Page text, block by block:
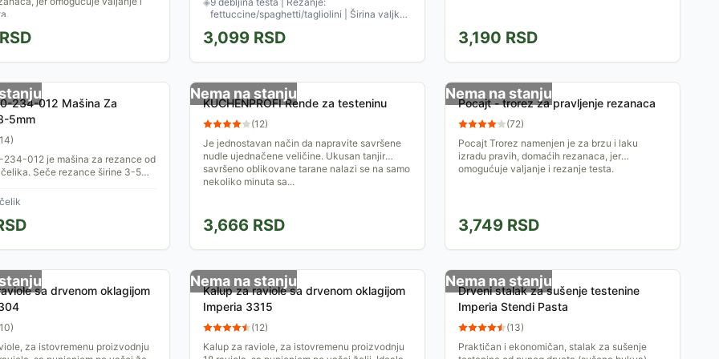
RSD
fettuccine/spaghetti/tagliolini | Širina valjka:
3,099 RSD 3,190 RSD
234-012 Mašina Za
5mm
14)
234-012 je mašina za rezance od
Seče rezance širine 3-5
Uz...
Nema na stanju
KUCHENPROFI Rende za testeninu
(12)
Je jednostavan način da napravite savršene
nudle ujednačene veličine. Ukusan tanjir
savršeno oblikovane tarane nalazi se na samo
nekoliko minuta sa...
3,666 RSD
Nema na stanju
Pocajt - trorez za pravljenje rezanaca
(72)
Pocajt Trorez namenjen je za brzu i laku
izradu pravih, domaćih rezanaca, jer
omogućuje valjanje i rezanje testa.
3,749 RSD
sa drvenom oklagijom
10)
za istovremenu proizvodnju
Nema na stanju
Kalup za raviole sa drvenom oklagijom
Imperia 3315
(12)
Kalup za raviole, za istovremenu proizvodnju
Nema na stanju
Drveni stalak za sušenje testenine
Imperia Stendi Pasta
(13)
Praktičan i ekonomičan, stalak za sušenje